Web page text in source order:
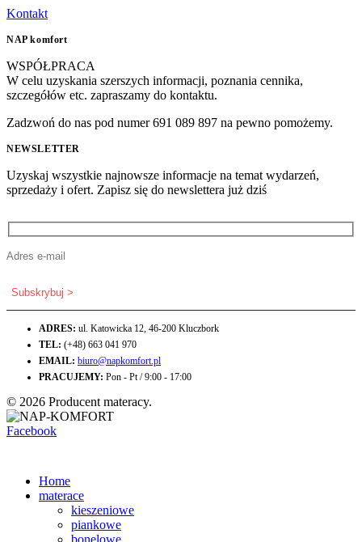
Kontakt
NAP komfort
WSPÓŁPRACA
W celu uzyskania szerszych informacji, poznania cennika,
szczegółów etc. zapraszamy do kontaktu.
Zadzwoń do nas pod numer 691 089 897 na pewno pomożemy.
NEWSLETTER
Uzyskaj wszystkie najnowsze informacje na temat wydarzeń,
sprzedaży i ofert. Zapisz się do newslettera już dziś
ADRES: ul. Katowicka 12, 46-200 Kluczbork
TEL: (+48) 663 041 970
EMAIL: biuro@napkomfort.pl
PRACUJEMY: Pon - Pt / 9:00 - 17:00
© 2026 Producent materacy.
Facebook
Home
materace
kieszeniowe
piankowe